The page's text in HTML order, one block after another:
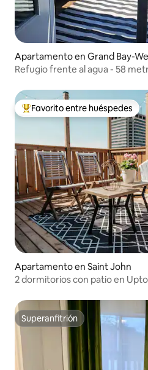
Apartamento en Grand Bay-
Refugio frente al agua - 58
Favorito entre huéspedes
Favorito entre huéspedes
Apartamento en Saint John
2 dormitorios con patio en
Superanfitrión
Superanfitrión